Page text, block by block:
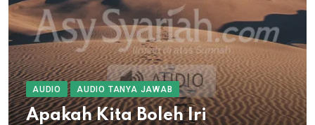
AUDIO AUDIO TANYA JAWAB
Apakah Kita Boleh Iri